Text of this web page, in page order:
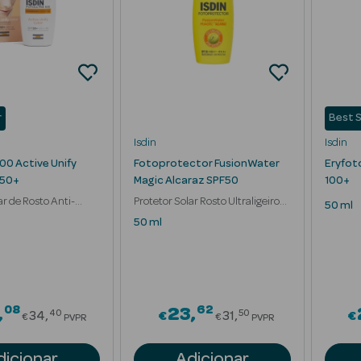
Active Unify
de Rosto Anti-
08Price reduced from
€34 40 PVPR
Isdin
Fotoprotector FusionWater
Magic Alcaraz SPF50
Protetor Solar Rosto Ultraligeiro
Hidratante
50 ml
€23 62Price reduced
€31 50 PVPR
Best
Isdin
100+
50 ml
€